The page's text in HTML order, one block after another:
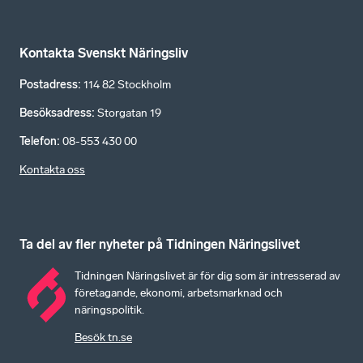
Kontakta Svenskt Näringsliv
Postadress: 114 82 Stockholm
Besöksadress: Storgatan 19
Telefon: 08-553 430 00
Kontakta oss
Ta del av fler nyheter på Tidningen Näringslivet
Tidningen Näringslivet är för dig som är intresserad av
företagande, ekonomi, arbetsmarknad och
näringspolitik.
Besök tn.se